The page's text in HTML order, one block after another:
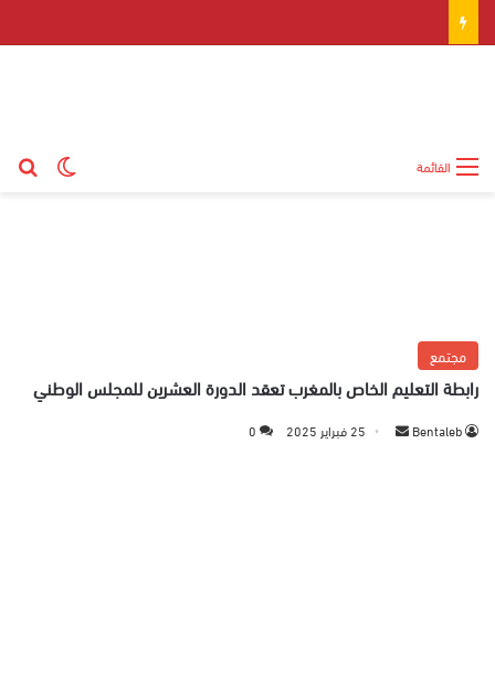
القائمة
مجتمع
رابطة التعليم الخاص بالمغرب تعقد الدورة العشرين للمجلس الوطني
Bentaleb 25 فبراير 2025 0